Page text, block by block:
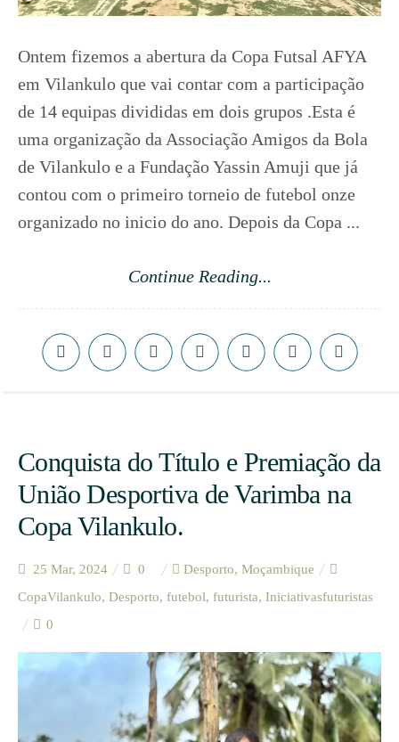
Ontem fizemos a abertura da Copa Futsal AFYA
em Vilankulo que vai contar com a participação
de 14 equipas divididas em dois grupos .Esta é
uma organização da Associação Amigos da Bola
de Vilankulo e a Fundação Yassin Amuji que já
contou com o primeiro torneio de futebol onze
organizado no inicio do ano. Depois da Copa ...
Continue Reading...
Conquista do Título e Premiação da
União Desportiva de Varimba na
Copa Vilankulo.
25 Mar, 2024 0 Desporto, Moçambique
CopaVilankulo, Desporto, futebol, futurista, Iniciativasfuturistas
0